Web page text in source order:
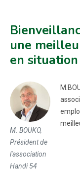
une
en
M. BOUKO,
Président de
l'association
Handi 54